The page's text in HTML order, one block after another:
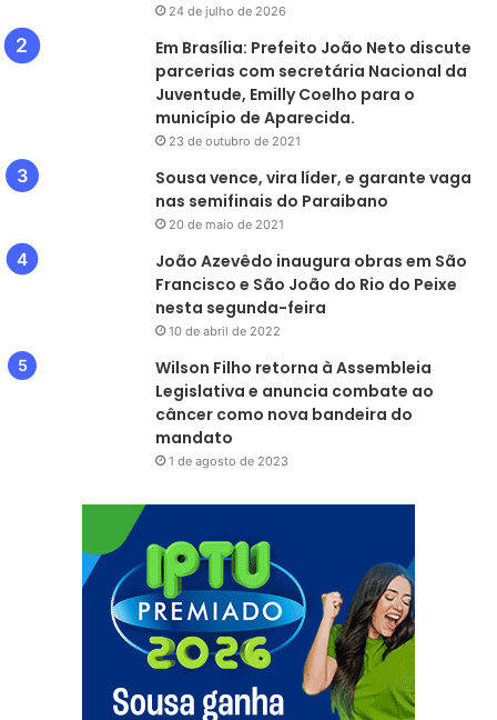
24 de julho de 2026
Em Brasília: Prefeito João Neto discute
parcerias com secretária Nacional da
Juventude, Emilly Coelho para o
município de Aparecida.
23 de outubro de 2021
Sousa vence, vira líder, e garante vaga
nas semifinais do Paraibano
20 de maio de 2021
João Azevêdo inaugura obras em São
Francisco e São João do Rio do Peixe
nesta segunda-feira
10 de abril de 2022
Wilson Filho retorna à Assembleia
Legislativa e anuncia combate ao
câncer como nova bandeira do
mandato
1 de agosto de 2023